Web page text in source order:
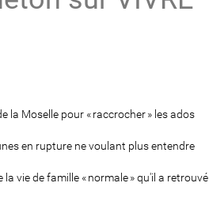
la Moselle pour « raccrocher » les ados
en rupture ne voulant plus entendre
vie de famille « normale » qu'il a retrouvé